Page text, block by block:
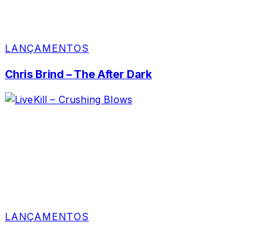
LANÇAMENTOS
Chris Brind – The After Dark
LANÇAMENTOS